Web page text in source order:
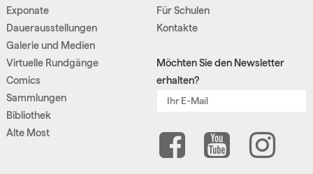
Exponate
Dauerausstellungen
Galerie und Medien
Virtuelle Rundgänge
Comics
Sammlungen
Bibliothek
Alte Most
Für Schulen
Kontakte
Möchten Sie den Newsletter
erhalten?